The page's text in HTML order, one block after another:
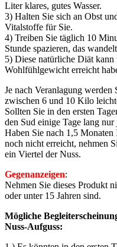
Liter klares, gutes Wasser.
3) Halten Sie sich an Obst
Vitalstoffe für Sie.
4) Treiben Sie täglich 10
Stunde spazieren, das
5) Diese natürliche Diät
Wohlfühlgewicht erreicht
Je nach Veranlagung
zwischen 6 und 10 Kilo
Sollten Sie in den ersten
den Sud einige Tage lang
Haben Sie nach 1,5
noch nicht erreicht, nehmen
ein Viertel der Nuss.
Gegenanzeigen:
Nehmen Sie dieses Produkt
oder unter 15 Jahren sind.
Mögliche
Nuss-Aufguss: